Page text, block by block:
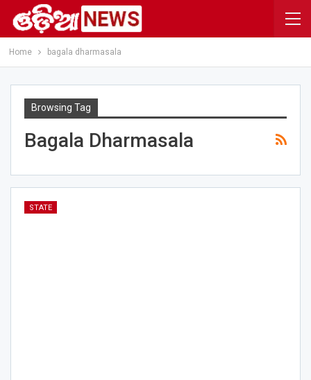
Home bagala dharmasala
Browsing Tag
Bagala Dharmasala
STATE